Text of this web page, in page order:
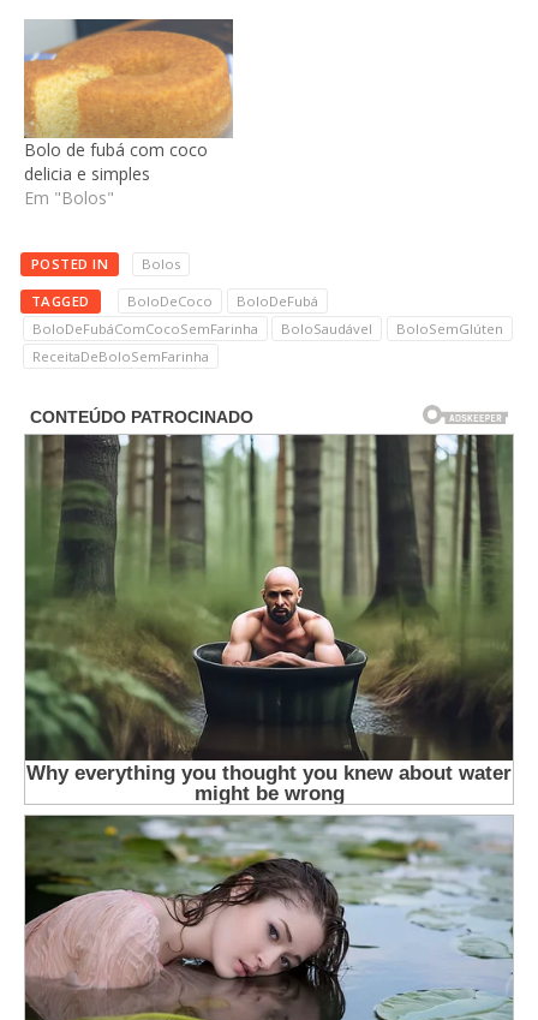
Bolo de fubá com coco
delicia e simples
Em "Bolos"
POSTED IN Bolos
TAGGED BoloDeCoco
BoloDeFubá
BoloDeFubáComCocoSemFarinha
BoloSaudável
BoloSemGlúten
ReceitaDeBoloSemFarinha